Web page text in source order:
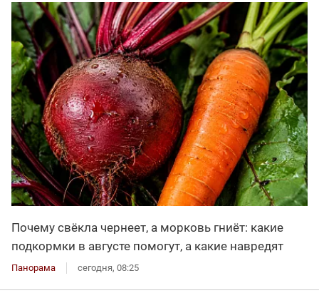
Почему свёкла чернеет, а морковь гниёт: какие
подкормки в августе помогут, а какие навредят
Панорама сегодня, 08:25